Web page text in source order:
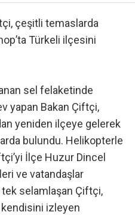
çeşitli temaslarda
Türkeli ilçesini
sel felaketinde
yapan Bakan Çiftçi,
yeniden ilçeye gelerek
bulundu. Helikopterle
İlçe Huzur Dincel
ve vatandaşlar
tek selamlaşan Çiftçi,
izleyen